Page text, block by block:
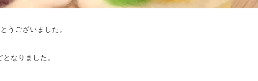
うございました。――
なりました。